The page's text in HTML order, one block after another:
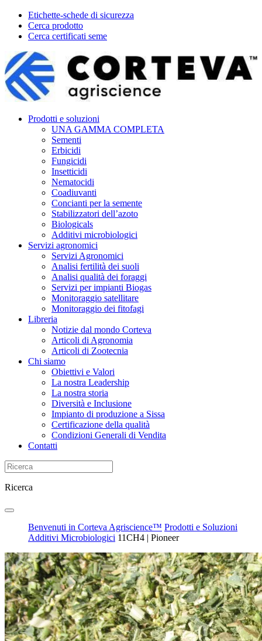
Etichette-schede di sicurezza
Cerca prodotto
Cerca certificati seme
Prodotti e soluzioni
UNA GAMMA COMPLETA
Sementi
Erbicidi
Fungicidi
Insetticidi
Nematocidi
Coadiuvanti
Concianti per la semente
Stabilizzatori dell’azoto
Biologicals
Additivi microbiologici
Servizi agronomici
Servizi Agronomici
Analisi fertilità dei suoli
Analisi qualità dei foraggi
Servizi per impianti Biogas
Monitoraggio satellitare
Monitoraggio dei fitofagi
Libreria
Notizie dal mondo Corteva
Articoli di Agronomia
Articoli di Zootecnia
Chi siamo
Obiettivi e Valori
La nostra Leadership
La nostra storia
Diversità e Inclusione
Impianto di produzione a Sissa
Certificazione della qualità
Condizioni Generali di Vendita
Contatti
Ricerca
Benvenuti in Corteva Agriscience™ Prodotti e Soluzioni
Additivi Microbiologici 11CH4 | Pioneer